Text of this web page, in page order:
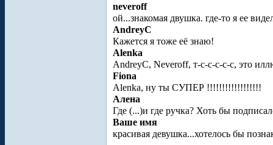
neveroff
ой...знакомая двушка. где-то я ее
AndreyC
Кажется я тоже её знаю!
Alenka
AndreyC, Neveroff, т-с-с-с-с-с, это
Fiona
Alenka, ну ты СУПЕР !!!!!!!!!!!!!!!!!!
Алена
Где (...)и где ручка? Хоть бы
Ваше имя
красивая девушка...хотелось бы